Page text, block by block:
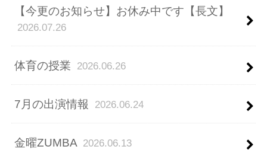
【今更のお知らせ】お休み中です【長文】
2026.07.26
体育の授業 2026.06.26
7月の出演情報 2026.06.24
金曜ZUMBA 2026.06.13